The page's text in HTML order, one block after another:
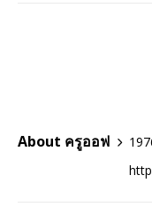
About ครูออฟ